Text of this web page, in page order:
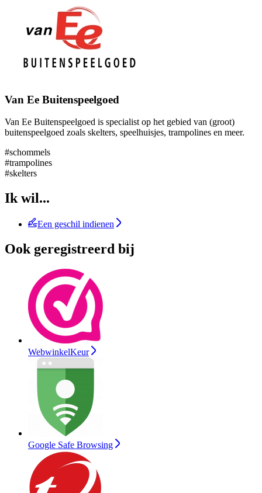
Van Ee Buitenspeelgoed
Van Ee Buitenspeelgoed is specialist op het gebied van (groot)
buitenspeelgoed zoals skelters, speelhuisjes, trampolines en meer.
#schommels
#trampolines
#skelters
Ik wil...
Een geschil indienen
Ook geregistreerd bij
WebwinkelKeur
Google Safe Browsing